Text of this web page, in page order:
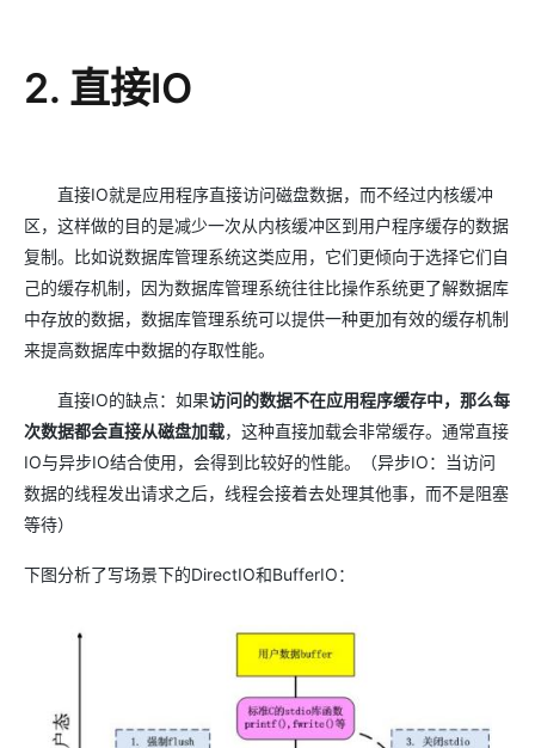
2. 直接IO
直接IO就是应用程序直接访问磁盘数据，而不经过内核缓冲
区，这样做的目的是减少一次从内核缓冲区到用户程序缓存的数据
复制。比如说数据库管理系统这类应用，它们更倾向于选择它们自
己的缓存机制，因为数据库管理系统往往比操作系统更了解数据库
中存放的数据，数据库管理系统可以提供一种更加有效的缓存机制
来提高数据库中数据的存取性能。
直接IO的缺点：如果访问的数据不在应用程序缓存中，那么每
次数据都会直接从磁盘加载，这种直接加载会非常缓存。通常直接
IO与异步IO结合使用，会得到比较好的性能。（异步IO：当访问
数据的线程发出请求之后，线程会接着去处理其他事，而不是阻塞
等待）
下图分析了写场景下的DirectIO和BufferIO：